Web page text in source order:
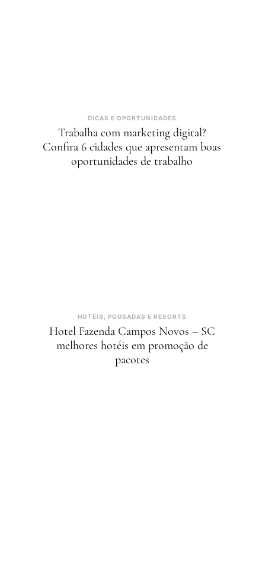
DICAS E OPORTUNIDADES
Trabalha com marketing digital?
Confira 6 cidades que apresentam boas
oportunidades de trabalho
HOTÉIS, POUSADAS E RESORTS
Hotel Fazenda Campos Novos – SC
melhores hotéis em promoção de
pacotes